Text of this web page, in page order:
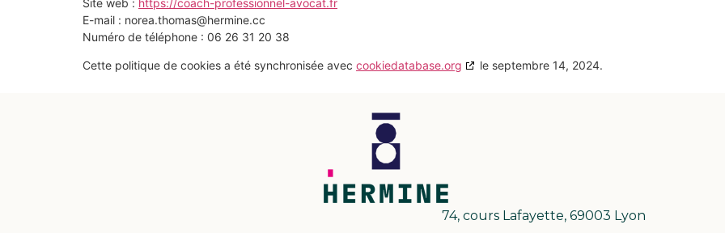
E-mail : norea.thomas@hermine.cc
Numéro de téléphone : 06 26 31 20 38
Cette politique de cookies a été synchronisée avec cookiedatabase.org le septembre 14, 2024.
74, cours Lafayette, 69003 Lyon